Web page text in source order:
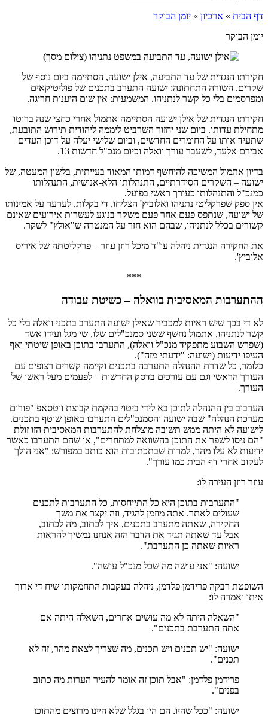
דף הבית » ארכיון » יומן הבוקר
יומן הבוקר
חקירתו הנגדית של עד התביעה, אילן ישועה, הסתיימה ביום נוסף של
שקרים. השורה התחתונה: ישועה התערב בתכנים של פוליטיקאים
ומפרסמים בלי כל קשר לנתניהו. המשמעות: אין שום היענות חריגה.
חקירתו הנגדית של אילן ישועה הסתיימה אתמול אחרי כחצי שנה ברוטו
מתחילת עדותו. ביום שני יחזור השרביט ליממה ליהודית תירוש התובעת,
שתעיד אותו על החומרים החדשים, וביום שלישי יעלה על דוכן העדים
אבירם אלעד, לשעבר עורך וואלה וכיום מנכ"ל חדשות 13.
בדיון אתמול המשיכה להיחשף דמותו המאוד בעייתית, בלשון המעטה, של
ישועה – השקרים הסידרתיים, התנהלותו הלא-אנושית, התנהלותו
כמנכ"ל והתנהלותו כעורך ראשי בפועל.
אין ספק שפרקליטי נתניהו ואלוביץ' הצליחו, די בקלות, לערער על אמינותו
של ישועה, שנתפס פעם אחר פעם משקר בנוגע לעשרות אירועים שאינם
קשורים בכלל לנתניהו, שבהם הוא חזר על המנטרה ש"אולץ" לשקר.
את החקירה הנגדית ניהלה עו"ד מיכל רוזן עוזר – פרקליטתה של איריס
אלוביץ'.
***
ההתערבות המאסיבית בוואלה – כשיטת עבודה
לא די בכך שיש ראיות למכביר שאילן ישועה התערב בתכני וואלה בלי כל
קשר לנתניהו, אתמול נחשף ששני סמנכ"לים שלו, שי מגל ועידו אשד
(שפרש השבוע מתפקיד מנכ"ל וואלה), התערבו בתוכן באופן שיטתי ואף
העיפו ידיעות (ישועה: "ידעתי מזה").
כלומר, כל שדרת ההנהלה התערבה בתכנים וקיימה קשרים רצופים עם
העורך הראשי וגם עם עורכים בדסק החדשות – לפעמים מעל ראשו של
העורך.
הערבוב בין ההנהלה לתוכן בא לידי ביטוי בהקמת קבוצת ווטסאפ "פורום
מערכת הנהלה" שבה ישועה והסמנכ"לים התערבו באופן שוטף בתכנים.
לישועה לא היתה ממש תשובה מוצלחת להתערבות המאסיבית הזו זולת
"הם ניסו לשפר את התוכן בהשוואה למתחרים", או שהם התערבו כאשר
ידיעות לא עלו מהר, למרות שבתכתובות הוא כותב במפורש: "אני הולך
לעקוב אחרי דף הבית כמו עורך".
עוזר רוזן העירה לו:
"התערבות בתוכן היא כל התייחסות, כל התערבות לתכנים
שעולים לאתר. אתה מוזמן להגיד, וזה יקצר את משך
החקירה, שאתה מתערב בתכנים, איך לכתוב, מה לכתוב,
אבל עד שאתה תגיד את הדבר הזה אנחנו נמשיך להראות
ראיות שאתה כן התערבת".
ישועה: "אני עושה מה שכל מנכ"ל עושה".
השופטת רבקה פרידמן פלדמן, ניהלה בעקבות התחמקותו שיח די ארוך
איתו ואמרה לו:
"השאלה היתה לא מה עושים אחרים, השאלה היתה אם
אתה התערבת בתכנים".
ישועה: "יש תכנים ויש תכנים, מה שצריך לצאת מהר, זה לא
תכנים".
פרידמן פלדמן: "אבל תוכן זה אומר להעיר הערות מה כתוב
בפנים".
ישועה: "ככל שהיו, הם היו בגלל שלא היינו מרוצים מהתוכן